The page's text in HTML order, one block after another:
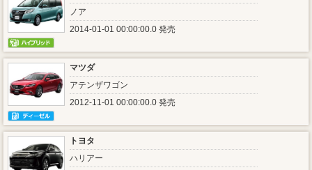
ノア
2014-01-01 00:00:00.0 発売
マツダ
アテンザワゴン
2012-11-01 00:00:00.0 発売
トヨタ
ハリアー